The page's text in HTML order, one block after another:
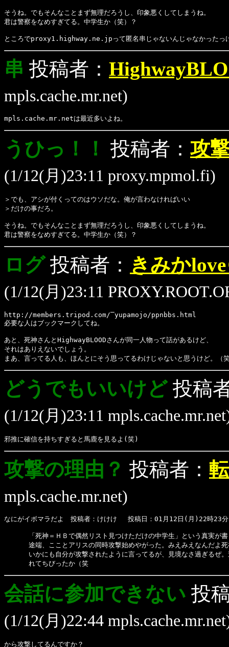
そうね。でもそんなことまず無理だろうし、印象悪くしてしまうね。
君は警察をなめすぎてる。中学生か（笑）？
ところでproxy1.highway.ne.jpって匿名串じゃないんじゃなかったっ
串 投稿者：
mpls.cache.mr.net)
mpls.cache.mr.netは最近多いよね。
うひっ！！ 投稿者： 攻
(1/12(月)23:11 proxy.mpmol.fi)
＞でも、アシが付くってのはウソだな。俺が言わなければいい
＞だけの事だろ。
そうね。でもそんなことまず無理だろうし、印象悪くしてしまうね。
君は警察をなめすぎてる。中学生か（笑）？
ログ投稿者： きみか
(1/12(月)23:11
http://members.tripod.com/‾yupamojo/ppnbbs.html
必要な人はブックマークしてね。
あと、死神さんとHighwayBLOODさんが同一人物って話があるけど、
それはありえないでしょう。
まあ、言ってる人も、ほんとにそう思ってるわけじゃないと思うけど。（
どうでもいいけど投稿
(1/12(月)23:11
邪推に確信を持ちすぎると馬鹿を見るよ(笑)
攻撃の理由？ 投稿者：
mpls.cache.mr.net)
なにがイボマラだよ　投稿者：けけけ 　投稿日：01月12日(月)22時23
「死神＝ＨＢで偶然リスト見つけただけの中学生」という真実が
途端、こことアリスの同時攻撃始めやがった。みえみえなんだよ
いかにも自分が攻撃されたように言ってるが、見境なさ過ぎるぜ
      れてちびったか（笑
会話に参加できない 投
(1/12(月)22:44
から攻撃してるんですか？